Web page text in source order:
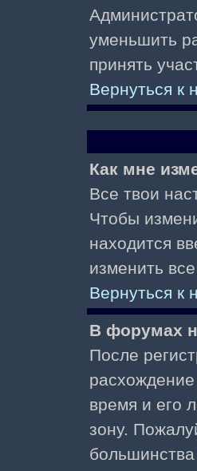
уменьшить
принять
Вернуться к
Как мне
Все твои
Чтобы
находится
изменить
Вернуться к
В форумах
После
время и его
зону.